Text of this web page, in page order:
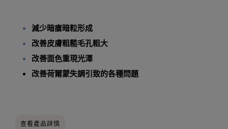
減少暗瘡暗粒形成
改善皮膚粗糙毛孔粗大
改善面色重現光澤
改善荷爾蒙失調引致的各種問題
查看產品詳情